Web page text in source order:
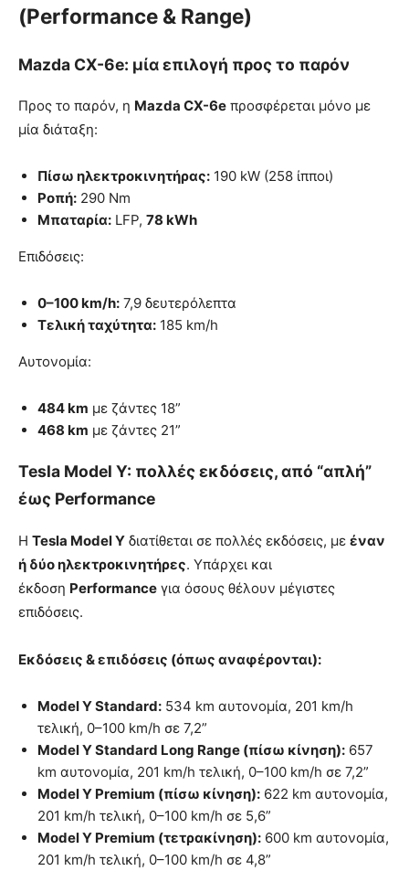
(Performance & Range)
Mazda CX-6e: μία επιλογή προς το παρόν
Προς το παρόν, η Mazda CX-6e προσφέρεται μόνο με
μία διάταξη:
Πίσω ηλεκτροκινητήρας: 190 kW (258 ίπποι)
Ροπή: 290 Nm
Μπαταρία: LFP, 78 kWh
Επιδόσεις:
0–100 km/h: 7,9 δευτερόλεπτα
Τελική ταχύτητα: 185 km/h
Αυτονομία:
484 km με ζάντες 18”
468 km με ζάντες 21”
Tesla Model Y: πολλές εκδόσεις, από “απλή”
έως Performance
Η Tesla Model Y διατίθεται σε πολλές εκδόσεις, με έναν
ή δύο ηλεκτροκινητήρες. Υπάρχει και
έκδοση Performance για όσους θέλουν μέγιστες
επιδόσεις.
Εκδόσεις & επιδόσεις (όπως αναφέρονται):
Model Y Standard: 534 km αυτονομία, 201 km/h
τελική, 0–100 km/h σε 7,2”
Model Y Standard Long Range (πίσω κίνηση): 657
km αυτονομία, 201 km/h τελική, 0–100 km/h σε 7,2”
Model Y Premium (πίσω κίνηση): 622 km αυτονομία,
201 km/h τελική, 0–100 km/h σε 5,6”
Model Y Premium (τετρακίνηση): 600 km αυτονομία,
201 km/h τελική, 0–100 km/h σε 4,8”